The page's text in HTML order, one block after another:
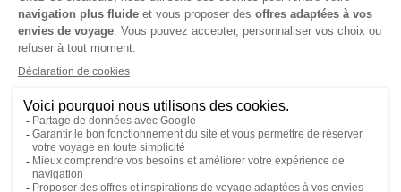
Kontaktieren Sie unsere Berater
Unsere Partner